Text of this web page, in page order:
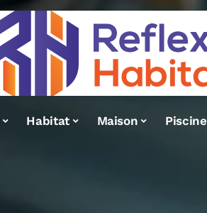
Habitat Maison Piscine